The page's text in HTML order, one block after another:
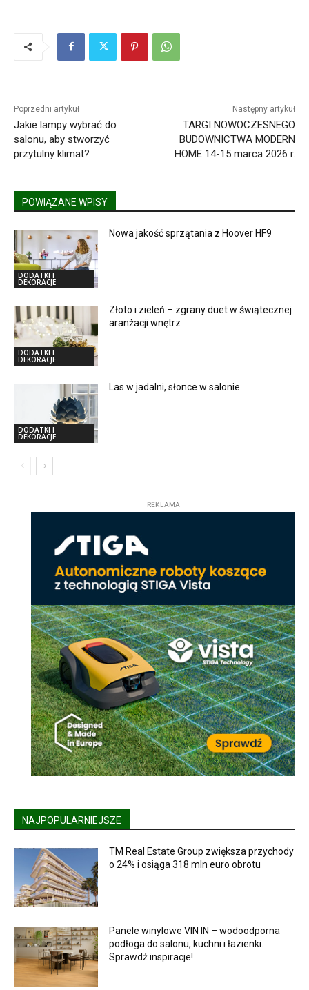
Poprzedni artykuł
Jakie lampy wybrać do
salonu, aby stworzyć
przytulny klimat?
Następny artykuł
TARGI NOWOCZESNEGO
BUDOWNICTWA MODERN
HOME 14-15 marca 2026 r.
POWIĄZANE WPISY
DODATKI I
DEKORACJE
Nowa jakość sprzątania z Hoover HF9
DODATKI I
DEKORACJE
Złoto i zieleń – zgrany duet w świątecznej
aranżacji wnętrz
DODATKI I
DEKORACJE
Las w jadalni, słonce w salonie
REKLAMA
NAJPOPULARNIEJSZE
TM Real Estate Group zwiększa przychody
o 24% i osiąga 318 mln euro obrotu
Panele winylowe VIN IN – wodoodporna
podłoga do salonu, kuchni i łazienki.
Sprawdź inspiracje!